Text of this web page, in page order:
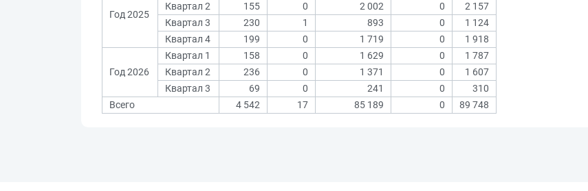
Год 2025
Квартал 2
155 0 2 002 0
2 157
Квартал 3
230 1 893 0
1 124
Квартал 4
199 0 1 719 0 1 918
Год 2026
Квартал 1 158 0 1 629 0
1 787
Квартал 2
236 0 1 371 0
1 607
Квартал 3
69 0 241 0
310
Всего
4 542 17 85 189 0 89 748